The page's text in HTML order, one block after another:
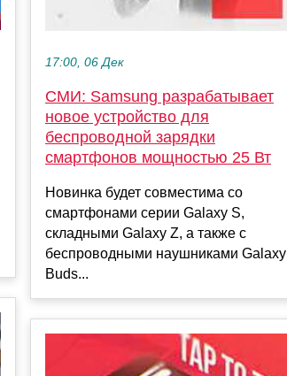
17:00, 06 Дек
СМИ: Samsung разрабатывает
новое устройство для
беспроводной зарядки
смартфонов мощностью 25 Вт
Новинка будет совместима со
смартфонами серии Galaxy S,
складными Galaxy Z, а также с
беспроводными наушниками Galaxy
Buds...